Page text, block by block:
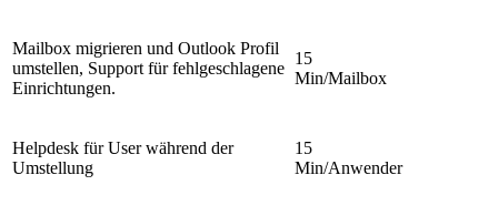
Mailbox migrieren und Outlook Profil
umstellen, Support für fehlgeschlagene
Einrichtungen.
15
Min/Mailbox
Helpdesk für User während der
Umstellung
15
Min/Anwender